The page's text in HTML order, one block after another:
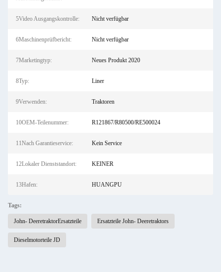
5Video Ausgangskontrolle: Nicht verfügbar
6Maschinenprüfbericht: Nicht verfügbar
7Marketingtyp: Neues Produkt 2020
8Typ: Liner
9Verwenden: Traktoren
10OEM-Teilenummer: R121867/R80500/RE500024
11Nach Garantieservice: Kein Service
12Lokaler Dienststandort: KEINER
13Hafen: HUANGPU
Tags:
John- DeeretraktorErsatzteile Ersatzteile John- Deeretraktors
Dieselmotorteile JD